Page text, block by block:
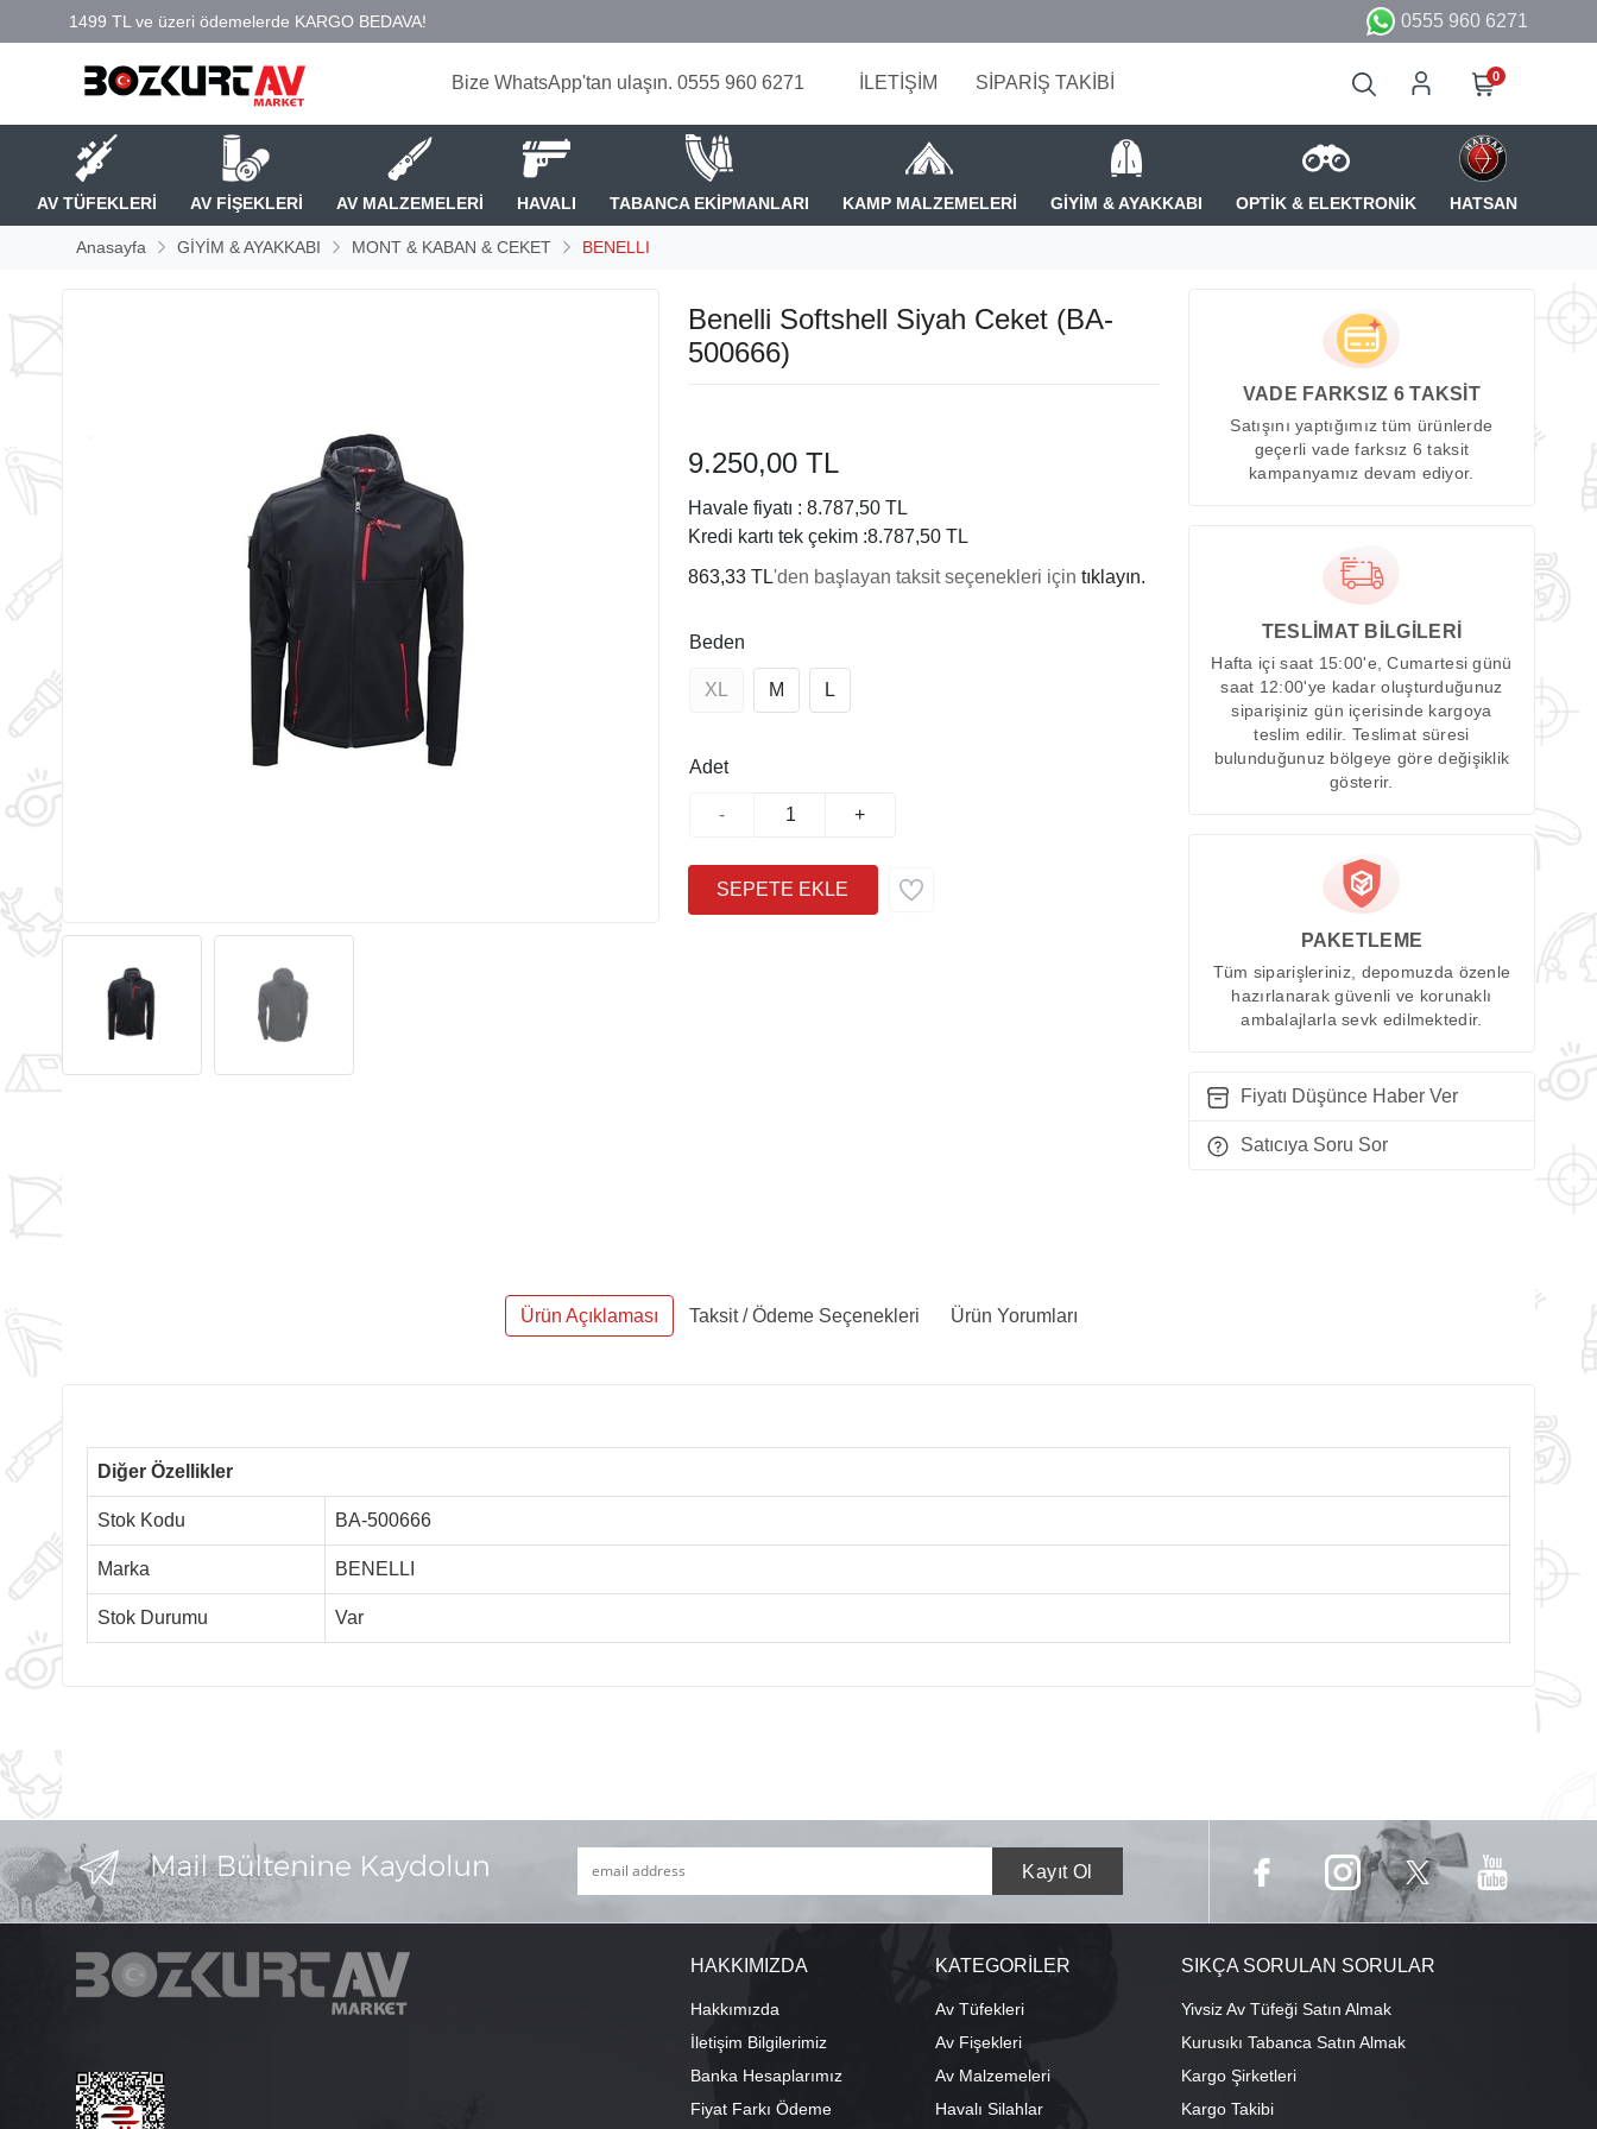
0555 960 6271
Bize WhatsApp'tan ulaşın. 0555 960 6271 İLETİŞİM SİPARİŞ TAKİBİ 0
AV TÜFEKLERİ AV FİŞEKLERİ AV MALZEMELERİ HAVALI TABANCA EKİPMANLARI KAMP MALZEMELERİ GİYİM & AYAKKABI OPTİK & ELEKTRONİK HATSAN
Anasayfa GİYİM & AYAKKABI MONT & KABAN & CEKET BENELLI
Benelli Softshell Siyah Ceket (BA-
500666)
9.250,00 TL
Havale fiyatı : 8.787,50 TL
Kredi kartı tek çekim :8.787,50 TL
863,33 TL'den başlayan taksit seçenekleri için tıklayın.
Beden
XL M L
Adet
- +
VADE FARKSIZ 6 TAKSİT
Satışını yaptığımız tüm ürünlerde
geçerli vade farksız 6 taksit
kampanyamız devam ediyor.
TESLİMAT BİLGİLERİ
Hafta içi saat 15:00'e, Cumartesi günü
saat 12:00'ye kadar oluşturduğunuz
siparişiniz gün içerisinde kargoya
teslim edilir. Teslimat süresi
bulunduğunuz bölgeye göre değişiklik
gösterir.
PAKETLEME
Tüm siparişleriniz, depomuzda özenle
hazırlanarak güvenli ve korunaklı
ambalajlarla sevk edilmektedir.
Fiyatı Düşünce Haber Ver
Satıcıya Soru Sor
Ürün Açıklaması Taksit / Ödeme Seçenekleri Ürün Yorumları
Diğer Özellikler
Stok Kodu BA-500666
Marka BENELLI
Stok Durumu Var
HAKKIMIZDA
Hakkımızda
İletişim Bilgilerimiz
Banka Hesaplarımız
Fiyat Farkı Ödeme
KATEGORİLER
Av Tüfekleri
Av Fişekleri
Av Malzemeleri
Havalı Silahlar
SIKÇA SORULAN SORULAR
Yivsiz Av Tüfeği Satın Almak
Kurusıkı Tabanca Satın Almak
Kargo Şirketleri
Kargo Takibi